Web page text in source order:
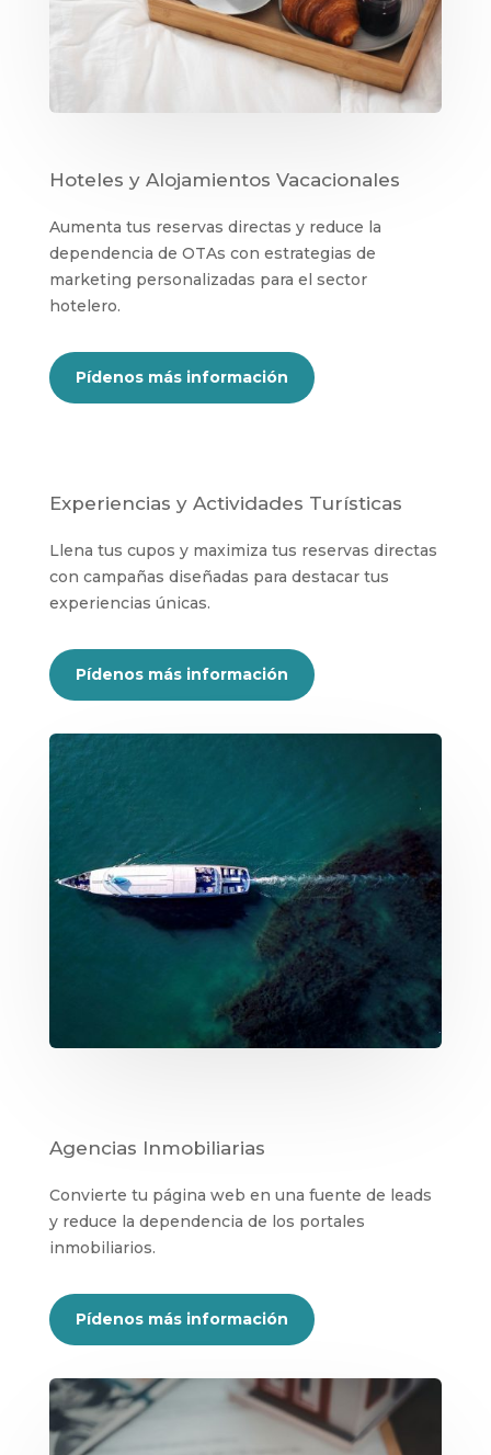
Hoteles y Alojamientos Vacacionales
Aumenta tus reservas directas y reduce la
dependencia de OTAs con estrategias de
marketing personalizadas para el sector
hotelero.
Pídenos más información
Experiencias y Actividades Turísticas
Llena tus cupos y maximiza tus reservas directas
con campañas diseñadas para destacar tus
experiencias únicas.
Pídenos más información
Agencias Inmobiliarias
Convierte tu página web en una fuente de leads
y reduce la dependencia de los portales
inmobiliarios.
Pídenos más información